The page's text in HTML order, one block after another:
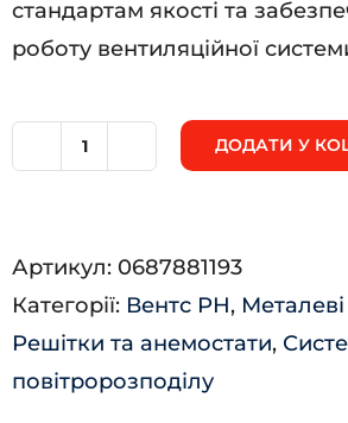
стандартам якості та
роботу вентиляційної
ДОДАТИ У
Артикул: 0687881193
Категорії: Вентс РН,
Решітки та анемостати,
повітророзподілу